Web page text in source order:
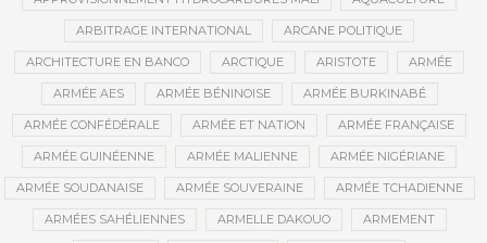
ARBITRAGE INTERNATIONAL ARCANE POLITIQUE
ARCHITECTURE EN BANCO ARCTIQUE ARISTOTE ARMÉE
ARMÉE AES ARMÉE BÉNINOISE ARMÉE BURKINABÉ
ARMÉE CONFÉDÉRALE ARMÉE ET NATION ARMÉE FRANÇAISE
ARMÉE GUINÉENNE ARMÉE MALIENNE ARMÉE NIGÉRIANE
ARMÉE SOUDANAISE ARMÉE SOUVERAINE ARMÉE TCHADIENNE
ARMÉES SAHÉLIENNES ARMELLE DAKOUO ARMEMENT